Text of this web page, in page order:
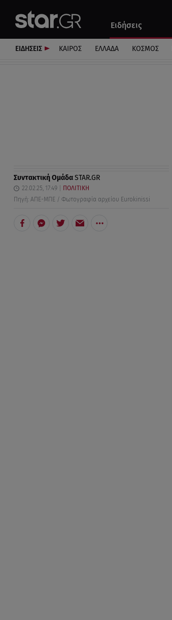
Ειδήσεις
Αυτοκίνητο
ΕΙΔΗΣΕΙΣ ΚΑΙΡΟΣ ΕΛΛΑΔΑ ΚΟΣΜΟΣ
Συντακτική ΟμάδαSTAR.GR
22.02.25, 17:49
ΠΟΛΙΤΙΚΗ
Πηγή: ΑΠΕ-ΜΠΕ / Φωτογραφία αρχείου Eurokinissi